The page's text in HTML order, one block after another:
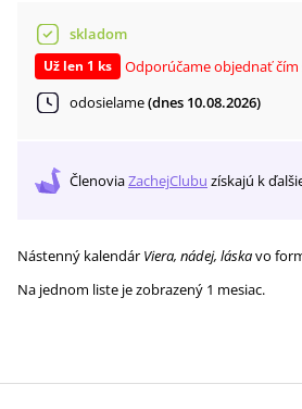
skladom
Už len 1 ks
Odporúčame objednať čím
odosielame(dnes 10.08.2026)
ČlenoviaZachejClubu získajú k
Nástenný kalendár Viera, nádej, láskavo
Na jednom liste je zobrazený 1 mesiac.